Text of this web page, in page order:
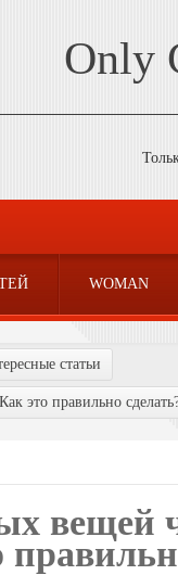
Only
WOMAN
статьи
это правильно
вещей